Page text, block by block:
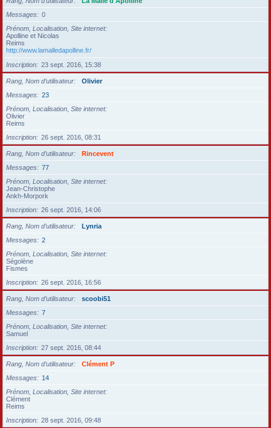
Messages
0
Prénom, Localisation, Site internet
Apolline et Nicolas
Reims
http://www.lamalledapolline.fr/
Inscription
23 sept. 2016, 15:38
Rang, Nom d’utilisateur
Olivier
Messages
23
Prénom, Localisation, Site internet
Olivier
Reims
Inscription
26 sept. 2016, 08:31
Rang, Nom d’utilisateur
Rincevent
Messages
77
Prénom, Localisation, Site internet
Jean-Christophe
Ankh-Morpork
Inscription
26 sept. 2016, 14:06
Rang, Nom d’utilisateur
Lynria
Messages
2
Prénom, Localisation, Site internet
Ségolène
Fismes
Inscription
26 sept. 2016, 16:56
Rang, Nom d’utilisateur
scoobi51
Messages
7
Prénom, Localisation, Site internet
Samuel
Inscription
27 sept. 2016, 08:44
Rang, Nom d’utilisateur
Clément P
Messages
14
Prénom, Localisation, Site internet
Clément
Reims
Inscription
28 sept. 2016, 09:48